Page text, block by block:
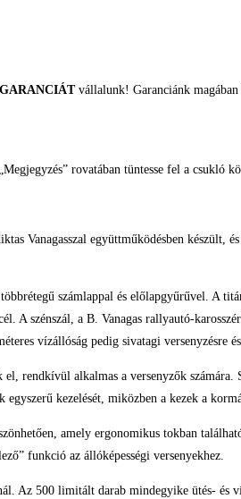
vállalunk! Garanciánk magában
rovatában tüntesse fel a csukló
Vanagasszal együttműködésben készült,
számlappal és előlapgyűrűvel. A
szénszál, a B. Vanagas rallyautó-
vízállóság pedig sivatagi versenyzésre
rendkívül alkalmas a versenyzők
kezelését, miközben a kezek a
amely ergonomikus tokban
funkció az állóképességi versenyekhez.
Az 500 limitált darab mindegyike ütés-